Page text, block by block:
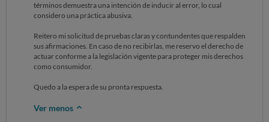
términos demuestra una intención de inducir al error, lo cual
considero una práctica abusiva.
Reitero mi solicitud de pruebas claras y contundentes que respalden
sus afirmaciones. En caso de no recibirlas, me reservo el derecho de
actuar conforme a la legislación vigente para proteger mis derechos
como consumidor.
Quedo a la espera de su pronta respuesta.
Ver menos